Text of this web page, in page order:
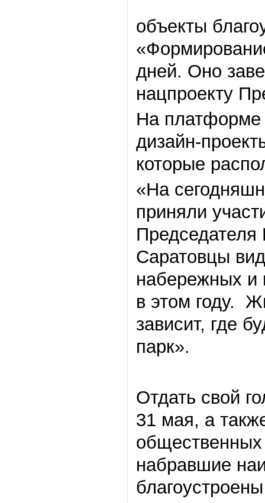
объекты
дней. Оно
нацпроекту
На
дизайн-
которые
«На
приняли
Председателя
Саратовцы
набережных и
в этом году.
зависит, где
парк».
Отдать свой
31 мая, а
общественных
набравшие